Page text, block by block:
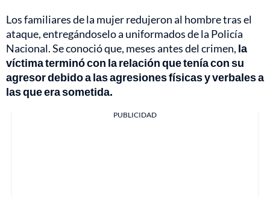
Los familiares de la mujer redujeron al hombre tras el
ataque, entregándoselo a uniformados de la Policía
Nacional. Se conoció que, meses antes del crimen, la
víctima terminó con la relación que tenía con su
agresor debido a las agresiones físicas y verbales a
las que era sometida.
PUBLICIDAD